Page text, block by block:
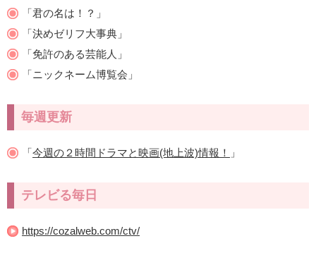
「君の名は！？」
「決めゼリフ大事典」
「免許のある芸能人」
「ニックネーム博覧会」
毎週更新
「今週の２時間ドラマと映画(地上波)情報！ 」
テレビる毎日
https://cozalweb.com/ctv/